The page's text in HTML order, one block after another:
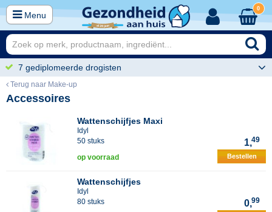
Menu
0
7 gediplomeerde drogisten
Terug naar Make-up
Accessoires
Wattenschijfjes Maxi
Idyl
50 stuks
1,49
op voorraad Bestellen
Wattenschijfjes
Idyl
80 stuks
0,99